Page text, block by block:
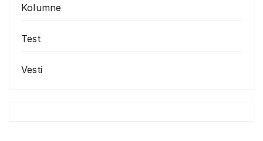
Kolumne
Test
Vesti